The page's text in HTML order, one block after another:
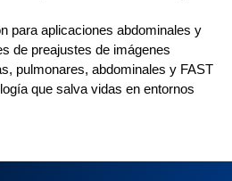
para aplicaciones abdominales y
de preajustes de imágenes
pulmonares, abdominales y FAST
que salva vidas en entornos